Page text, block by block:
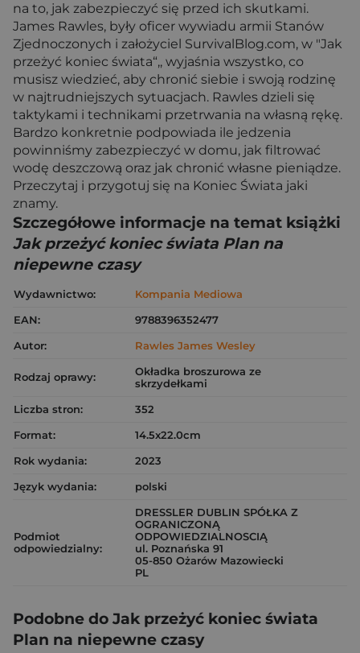
na to, jak zabezpieczyć się przed ich skutkami.
James Rawles, były oficer wywiadu armii Stanów
Zjednoczonych i założyciel SurvivalBlog.com, w "Jak
przeżyć koniec świata“,, wyjaśnia wszystko, co
musisz wiedzieć, aby chronić siebie i swoją rodzinę
w najtrudniejszych sytuacjach. Rawles dzieli się
taktykami i technikami przetrwania na własną rękę.
Bardzo konkretnie podpowiada ile jedzenia
powinniśmy zabezpieczyć w domu, jak filtrować
wodę deszczową oraz jak chronić własne pieniądze.
Przeczytaj i przygotuj się na Koniec Świata jaki
znamy.
Szczegółowe informacje na temat książki
Jak przeżyć koniec świata Plan na
niepewne czasy
Wydawnictwo:
Kompania Mediowa
EAN:
9788396352477
Autor:
Rawles James Wesley
Rodzaj oprawy:
Okładka broszurowa ze
skrzydełkami
Liczba stron:
352
Format:
14.5x22.0cm
Rok wydania:
2023
Język wydania:
polski
Podmiot
odpowiedzialny:
DRESSLER DUBLIN SPÓŁKA Z
OGRANICZONĄ
ODPOWIEDZIALNOSCIĄ
ul. Poznańska 91
05-850 Ożarów Mazowiecki
PL
Podobne do Jak przeżyć koniec świata
Plan na niepewne czasy